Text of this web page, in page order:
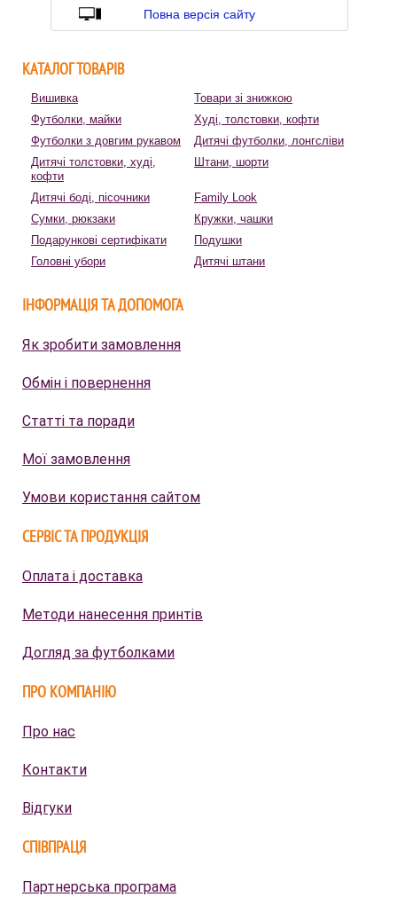
Повна версія сайту
КАТАЛОГ ТОВАРІВ
Вишивка
Товари зі знижкою
Футболки, майки
Худі, толстовки, кофти
Футболки з довгим рукавом
Дитячі футболки, лонгсліви
Дитячі толстовки, худі,
кофти
Штани, шорти
Дитячі боді, пісочники
Family Look
Сумки, рюкзаки
Кружки, чашки
Подарункові сертифікати
Подушки
Головні убори
Дитячі штани
ІНФОРМАЦІЯ ТА ДОПОМОГА
Як зробити замовлення
Обмін і повернення
Статті та поради
Мої замовлення
Умови користання сайтом
СЕРВІС ТА ПРОДУКЦІЯ
Оплата і доставка
Методи нанесення принтів
Догляд за футболками
ПРО КОМПАНІЮ
Про нас
Контакти
Відгуки
СПІВПРАЦЯ
Партнерська програма